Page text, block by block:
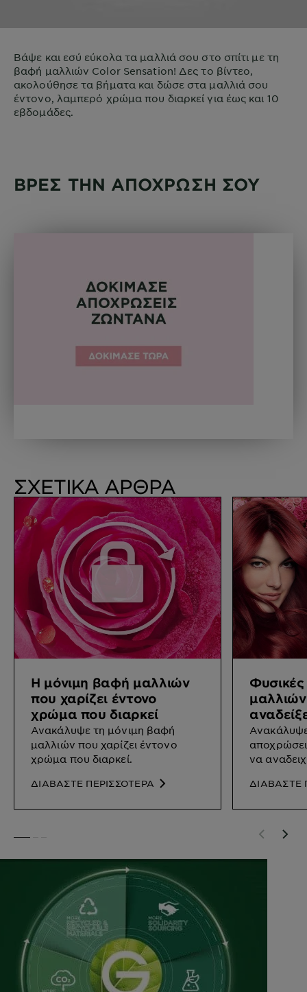
Βάψε και εσύ εύκολα τα μαλλιά σου στο σπίτι με τη
βαφή μαλλιών Color Sensation! Δες το βίντεο,
ακολούθησε τα βήματα και δώσε στα μαλλιά σου
έντονο, λαμπερό χρώμα που διαρκεί για έως και 10
εβδομάδες.
ΒΡΕΣ ΤΗΝ ΑΠΟΧΡΩΣΗ ΣΟΥ
ΣΧΕΤΙΚΑ ΑΡΘΡΑ
Η μόνιμη βαφή μαλλιών
που χαρίζει έντονο
χρώμα που διαρκεί
Ανακάλυψε τη μόνιμη βαφή
μαλλιών που χαρίζει έντονο
χρώμα που διαρκεί.
ΔΙΑΒΑΣΤΕ ΠΕΡΙΣΣΟΤΕΡΑ
να
ΔΙΑΒΑΣΤΕ